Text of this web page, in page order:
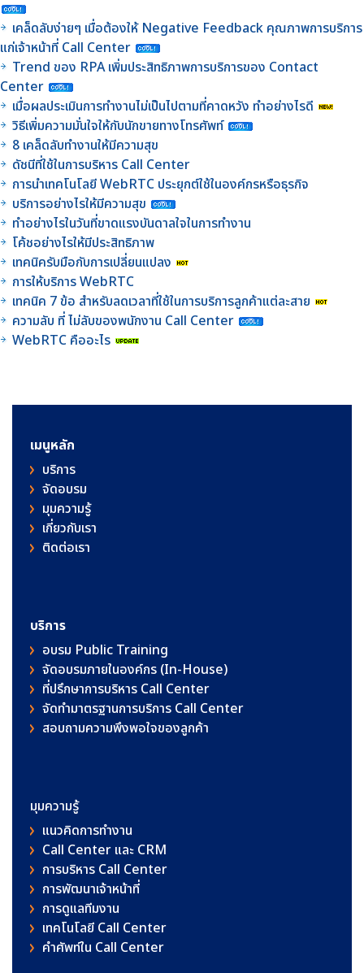
เคล็ดลับง่ายๆ เมื่อต้องให้ Negative Feedback คุณภาพการบริการ
แก่เจ้าหน้าที่ Call Center
Trend ของ RPA เพิ่มประสิทธิภาพการบริการของ Contact
Center
เมื่อผลประเมินการทำงานไม่เป็นไปตามที่คาดหวัง ทำอย่างไรดี
วิธีเพิ่มความมั่นใจให้กับนักขายทางโทรศัพท์
8 เคล็ดลับทำงานให้มีความสุข
ดัชนีที่ใช้ในการบริหาร Call Center
การนำเทคโนโลยี WebRTC ประยุกต์ใช้ในองค์กรหรือธุรกิจ
บริการอย่างไรให้มีความสุข
ทำอย่างไรในวันที่ขาดแรงบันดาลใจในการทำงาน
โค้ชอย่างไรให้มีประสิทธิภาพ
เทคนิครับมือกับการเปลี่ยนแปลง
การให้บริการ WebRTC
เทคนิค 7 ข้อ สำหรับลดเวลาที่ใช้ในการบริการลูกค้าแต่ละสาย
ความลับ ที่ ไม่ลับของพนักงาน Call Center
WebRTC คืออะไร
เมนูหลัก
บริการ
จัดอบรม
มุมความรู้
เกี่ยวกับเรา
ติดต่อเรา
บริการ
อบรม Public Training
จัดอบรมภายในองค์กร (In-House)
ที่ปรึกษาการบริหาร Call Center
จัดทำมาตรฐานการบริการ Call Center
สอบถามความพึงพอใจของลูกค้า
มุมความรู้
แนวคิดการทำงาน
Call Center และ CRM
การบริหาร Call Center
การพัฒนาเจ้าหน้าที่
การดูแลทีมงาน
เทคโนโลยี Call Center
คําศัพท์ใน Call Center